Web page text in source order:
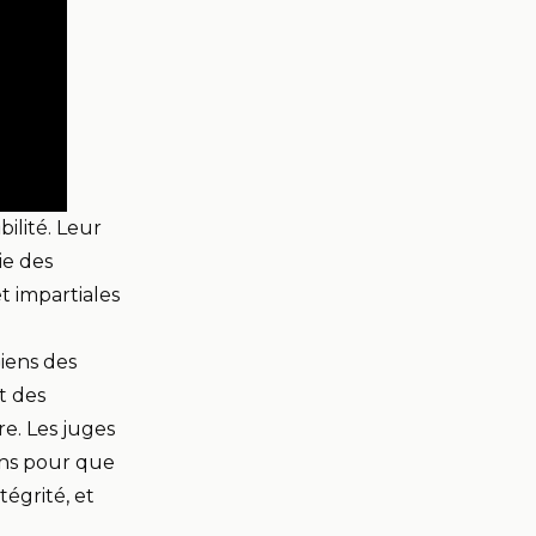
Leur
des
impartiales
des
des
Les juges
pour que
et